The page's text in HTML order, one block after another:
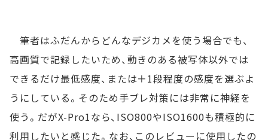
筆者はふだんからどんなデジカメを使う場合でも、
高画質で記録したいため、動きのある被写体以外では
できるだけ最低感度、または＋1段程度の感度を選ぶよ
うにしている。そのため手ブレ対策には非常に神経を
使う。だがX-Pro1なら、ISO800やISO1600も積極的に
利用したいと感じた。なお、このレビューに使用したの